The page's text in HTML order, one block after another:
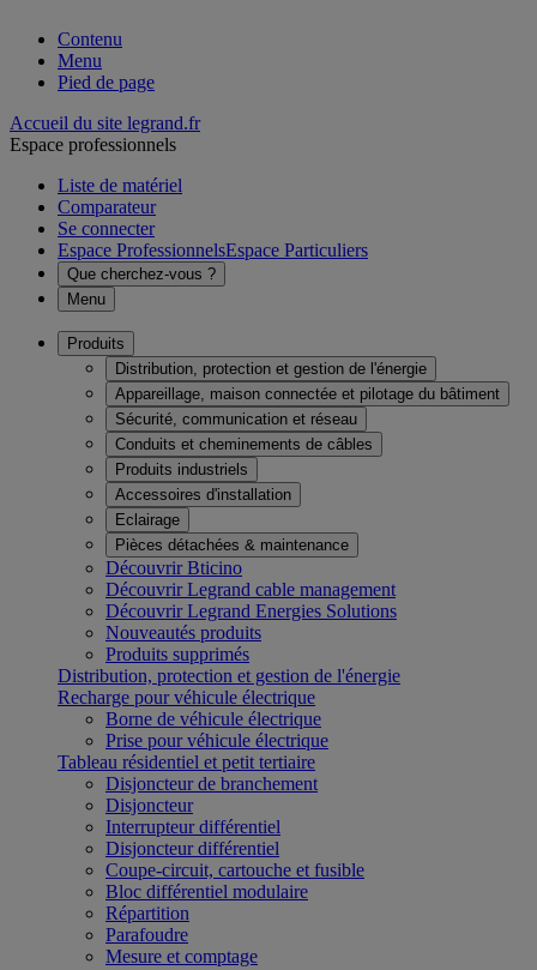
Contenu
Menu
Pied de page
Accueil du site legrand.fr
Espace professionnels
Liste de matériel
Comparateur
Se connecter
Espace ProfessionnelsEspace Particuliers
Que cherchez-vous ?
Menu
Produits
Distribution, protection et gestion de l'énergie
Appareillage, maison connectée et pilotage du bâtiment
Sécurité, communication et réseau
Conduits et cheminements de câbles
Produits industriels
Accessoires d'installation
Eclairage
Pièces détachées & maintenance
Découvrir Bticino
Découvrir Legrand cable management
Découvrir Legrand Energies Solutions
Nouveautés produits
Produits supprimés
Distribution, protection et gestion de l'énergie
Recharge pour véhicule électrique
Borne de véhicule électrique
Prise pour véhicule électrique
Tableau résidentiel et petit tertiaire
Disjoncteur de branchement
Disjoncteur
Interrupteur différentiel
Disjoncteur différentiel
Coupe-circuit, cartouche et fusible
Bloc différentiel modulaire
Répartition
Parafoudre
Mesure et comptage